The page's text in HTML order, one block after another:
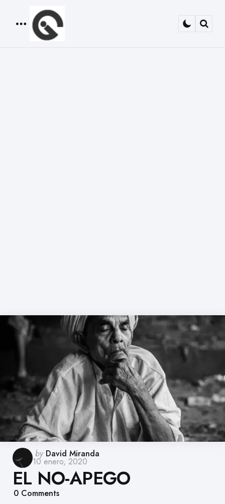
Menu
Posted
by
by David Miranda
10 enero, 2020
EL NO-APEGO
0 Comments